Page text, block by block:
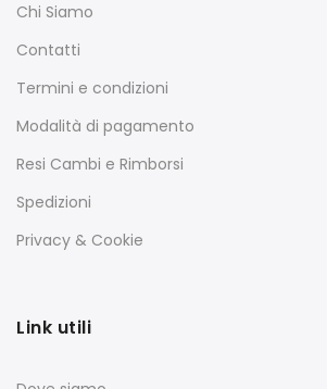
Chi Siamo
Contatti
Termini e condizioni
Modalità di pagamento
Resi Cambi e Rimborsi
Spedizioni
Privacy & Cookie
Link utili